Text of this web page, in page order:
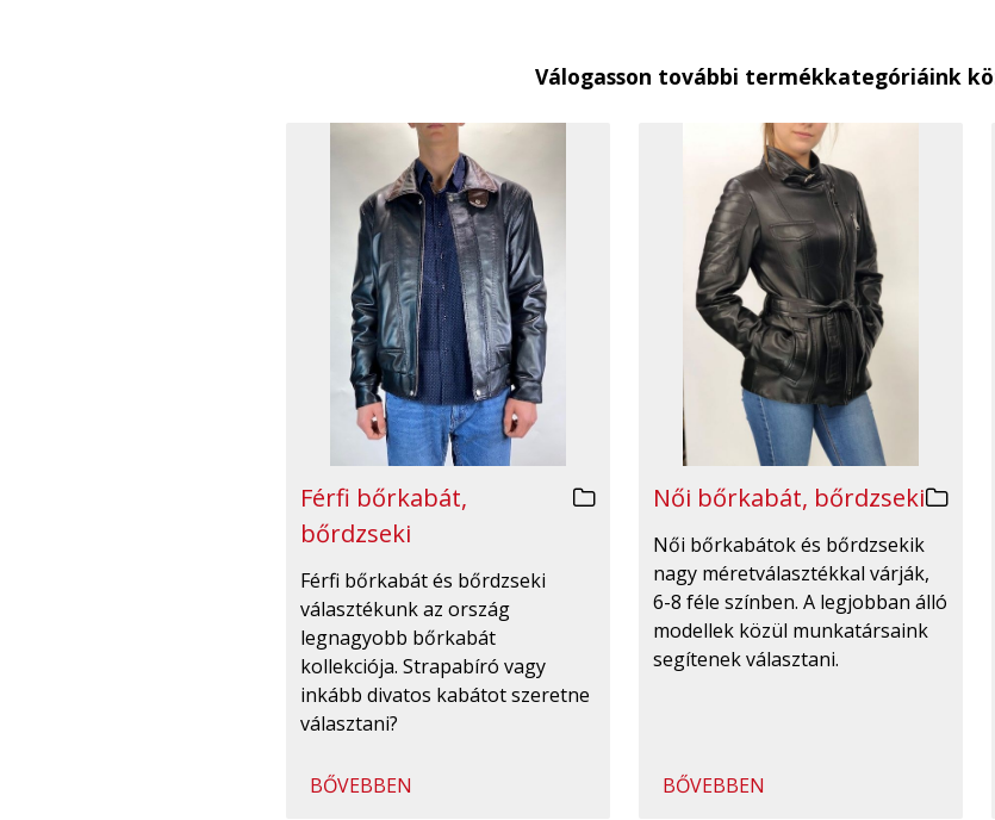
Válogasson további termékkategóriáink
Férfi bőrkabát,
bőrdzseki
Férfi bőrkabát és bőrdzseki
választékunk az ország
legnagyobb bőrkabát
kollekciója. Strapabíró vagy
inkább divatos kabátot szeretne
választani?
BŐVEBBEN
Női bőrkabát, bőrdzseki
Női bőrkabátok és bőrdzsekik
nagy méretválasztékkal várják,
6-8 féle színben. A legjobban álló
modellek közül munkatársaink
segítenek választani.
BŐVEBBEN